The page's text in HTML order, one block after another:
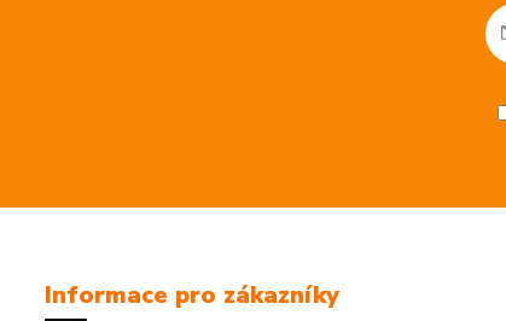
Informace pro zákazníky